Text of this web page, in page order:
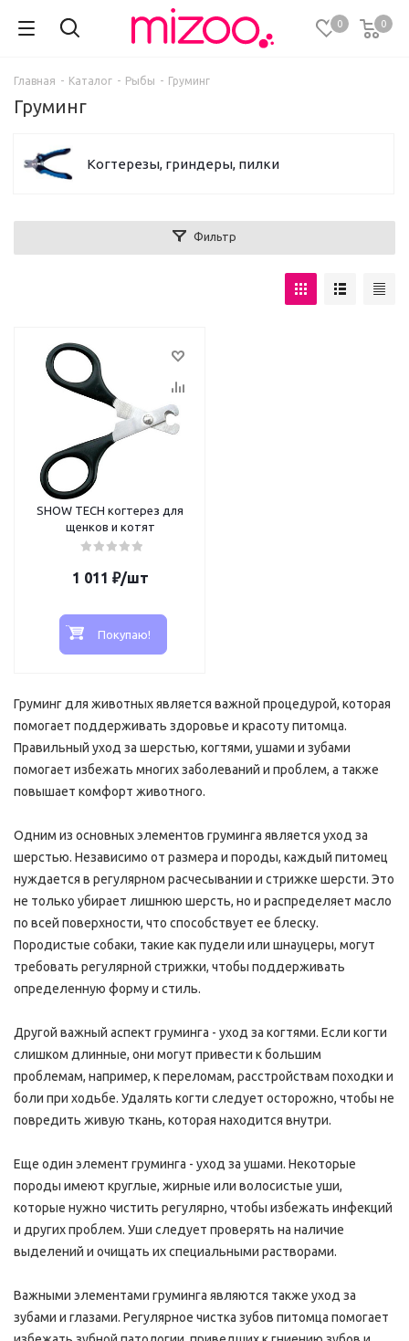
0 0
Главная - Каталог - Рыбы - Груминг
Груминг
Когтерезы, гриндеры, пилки
Фильтр
SHOW TECH когтерез для
щенков и котят
1 011 ₽/шт
Покупаю!
Груминг для животных является важной процедурой, которая
помогает поддерживать здоровье и красоту питомца.
Правильный уход за шерстью, когтями, ушами и зубами
помогает избежать многих заболеваний и проблем, а также
повышает комфорт животного.
Одним из основных элементов груминга является уход за
шерстью. Независимо от размера и породы, каждый питомец
нуждается в регулярном расчесывании и стрижке шерсти. Это
не только убирает лишнюю шерсть, но и распределяет масло
по всей поверхности, что способствует ее блеску.
Породистые собаки, такие как пудели или шнауцеры, могут
требовать регулярной стрижки, чтобы поддерживать
определенную форму и стиль.
Другой важный аспект груминга - уход за когтями. Если когти
слишком длинные, они могут привести к большим
проблемам, например, к переломам, расстройствам походки и
боли при ходьбе. Удалять когти следует осторожно, чтобы не
повредить живую ткань, которая находится внутри.
Еще один элемент груминга - уход за ушами. Некоторые
породы имеют круглые, жирные или волосистые уши,
которые нужно чистить регулярно, чтобы избежать инфекций
и других проблем. Уши следует проверять на наличие
выделений и очищать их специальными растворами.
Важными элементами груминга являются также уход за
зубами и глазами. Регулярное чистка зубов питомца помогает